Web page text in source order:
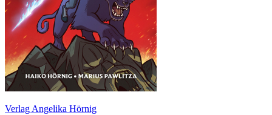
Verlag Angelika Hörnig